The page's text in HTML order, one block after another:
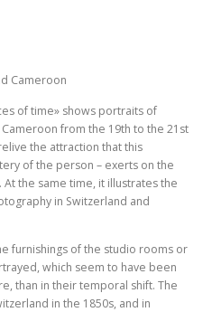
Cameroon
of time» shows portraits of
from the 19th to the 21st
the attraction that this
of the person – exerts on the
the same time, it illustrates the
in Switzerland and
furnishings of the studio rooms or
which seem to have been
than in their temporal shift. The
in the 1850s, and in